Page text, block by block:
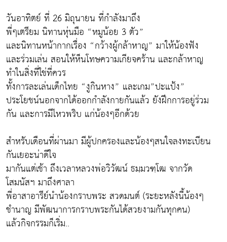
วันอาทิตย์ ที่ 26 มิถุนายน ที่กำลังมาถึง
พี่ๆเตรียม นิทานหุ่นมือ “หมูน้อย 3 ตัว”
และนิทานหน้ากากเรื่อง “กว้างผู้กล้าหาญ” มาให้น้องฟัง
และร่วมเล่น สอนให้ห็นโทษความเกียจคร้าน และกล้าหาญ
ทำในสิ่งที่ใช่ที่ควร
ทั้งการละเล่นเด็กไทย “งูกินหาง” และเกม”ปะแป้ง”
ประโยชน์นอกจากได้ออกกำลังกายกันแล้ว ยังฝึกการอยู่ร่วม
กัน และการมีไหวพริบ แก่น้องๆอีกด้วย
สำหรับเดือนที่ผ่านมา มีผู้ปกครองและน้องๆสนใจลงทะเบียน
กันเยอะน่าดีใจ
มากันแต่เช้า ถึงเวลาหลวงพ่อวิวัฒน์ ธมฺมวฑฺโฒ จากวัด
โสมนัสฯ มาถึงศาลา
พี่อาสาอารีย์นำน้องกราบพระ สวดมนต์ (ระยะหลังนี้น้องๆ
ชำนาญ มีพัฒนาการกราบพระกันได้สวยงามกันทุกคน)
แล้วกิจกรรมก็เริ่ม..